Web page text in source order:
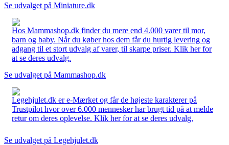
Se udvalget på Miniature.dk
Hos Mammashop.dk finder du mere end 4.000 varer til mor,
barn og baby. Når du køber hos dem får du hurtig levering og
adgang til et stort udvalg af varer, til skarpe priser. Klik her for
at se deres udvalg.
Se udvalget på Mammashop.dk
Legehjulet.dk er e-Mærket og får de højeste karakterer på
Trustpilot hvor over 6.000 mennesker har brugt tid på at melde
retur om deres oplevelse. Klik her for at se deres udvalg.
Se udvalget på Legehjulet.dk